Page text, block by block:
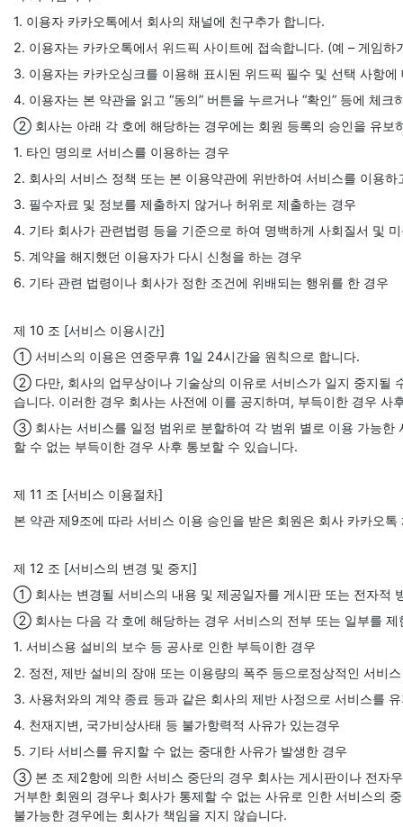
1. 이용자 카카오톡에서 회사의 채널에 친구추가 합니다.
2. 이용자는 카카오톡에서 위드픽 사이트에 접속합니다. (예 – 게임
3. 이용자는 카카오싱크를 이용해 표시된 위드픽 필수 및 선택 사항
4. 이용자는 본 약관을 읽고 “동의” 버튼을 누르거나 “확인” 등에 체
② 회사는 아래 각 호에 해당하는 경우에는 회원 등록의 승인을 유보
1. 타인 명의로 서비스를 이용하는 경우
2. 회사의 서비스 정책 또는 본 이용약관에 위반하여 서비스를 이용하
3. 필수자료 및 정보를 제출하지 않거나 허위로 제출하는 경우
4. 기타 회사가 관련법령 등을 기준으로 하여 명백하게 사회질서 및
5. 계약을 해지했던 이용자가 다시 신청을 하는 경우
6. 기타 관련 법령이나 회사가 정한 조건에 위배되는 행위를 한 경우
제 10 조 [서비스 이용시간]
① 서비스의 이용은 연중무휴 1일 24시간을 원칙으로 합니다.
② 다만, 회사의 업무상이나 기술상의 이유로 서비스가 일지 중지될
습니다. 이러한 경우 회사는 사전에 이를 공지하며, 부득이한 경우 사
③ 회사는 서비스를 일정 범위로 분할하여 각 범위 별로 이용 가능한
할 수 없는 부득이한 경우 사후 통보할 수 있습니다.
제 11 조 [서비스 이용절차]
본 약관 제9조에 따라 서비스 이용 승인을 받은 회원은 회사 카카오
제 12 조 [서비스의 변경 및 중지]
① 회사는 변경될 서비스의 내용 및 제공일자를 게시판 또는 전자적
② 회사는 다음 각 호에 해당하는 경우 서비스의 전부 또는 일부를 제
1. 서비스용 설비의 보수 등 공사로 인한 부득이한 경우
2. 정전, 제반 설비의 장애 또는 이용량의 폭주 등으로정상적인 서비
3. 사용처와의 계약 종료 등과 같은 회사의 제반 사정으로 서비스를
4. 천재지변, 국가비상사태 등 불가항력적 사유가 있는경우
5. 기타 서비스를 유지할 수 없는 중대한 사유가 발생한 경우
③ 본 조 제2항에 의한 서비스 중단의 경우 회사는 게시판이나 전자
거부한 회원의 경우나 회사가 통제할 수 없는 사유로 인한 서비스의
불가능한 경우에는 회사가 책임을 지지 않습니다.